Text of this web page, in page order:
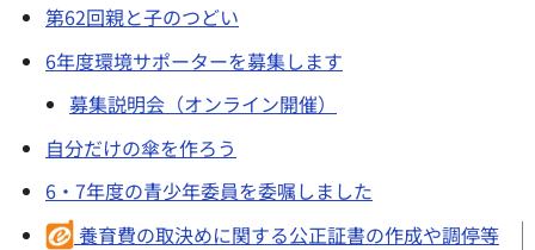
第62回親と子のつどい
6年度環境サポーターを募集します
募集説明会（オンライン開催）
自分だけの傘を作ろう
6・7年度の青少年委員を委嘱しました
養育費の取決めに関する公正証書の作成や調停等